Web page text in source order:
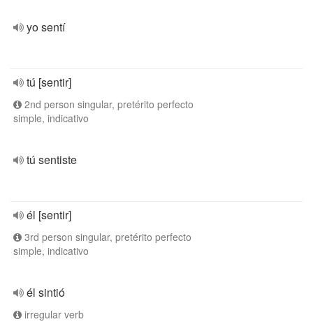
yo sentí
tú [sentir]
2nd person singular, pretérito perfecto
simple, indicativo
tú sentiste
él [sentir]
3rd person singular, pretérito perfecto
simple, indicativo
él sintió
irregular verb